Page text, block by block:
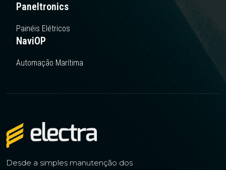
Paneltronics
Painéis Elétricos
NaviOP
Automação Marítima
Desde a simples manutenção dos